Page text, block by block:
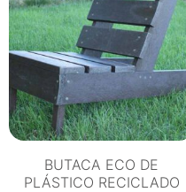
BUTACA ECO DE
PLÁSTICO RECICLADO